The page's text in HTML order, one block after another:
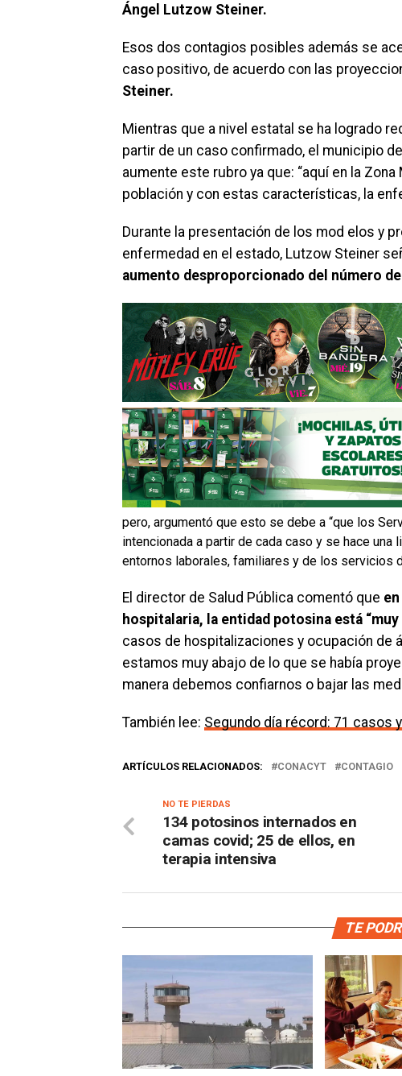
Ángel Lutzow Steiner.
Esos dos contagios posibles además se
caso positivo, de acuerdo con las
Steiner.
Mientras que a nivel estatal se ha logrado
partir de un caso confirmado, el municipio
aumente este rubro ya que: “aquí en la
población y con estas características, la
Durante la presentación de los mod elos y
enfermedad en el estado, Lutzow Steiner
aumento desproporcionado del número
pero, argumentó que esto se debe a “que los
intencionada a partir de cada caso y se hace
entornos laborales, familiares y de los servicios
El director de Salud Pública comentó que
hospitalaria, la entidad potosina está “muy
casos de hospitalizaciones y ocupación de
estamos muy abajo de lo que se había
manera debemos confiarnos o bajar las
También lee: Segundo día récord: 71 casos
ARTÍCULOS RELACIONADOS: CONACYT CONTAGIO
NO TE PIERDAS
134 potosinos internados en
camas covid; 25 de ellos, en
terapia intensiva
TE